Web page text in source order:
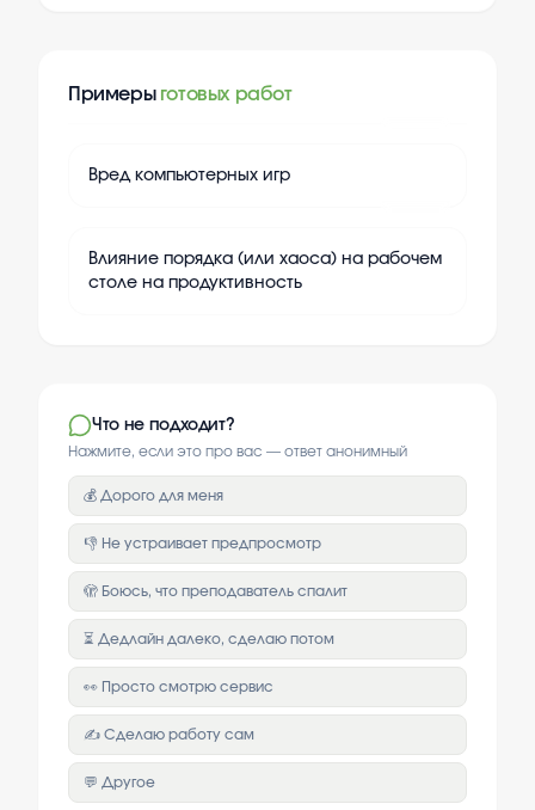
Примеры готовых работ
Вред компьютерных игр
Влияние порядка (или хаоса) на рабочем
столе на продуктивность
Что не подходит?
Нажмите, если это про вас — ответ анонимный
💰 Дорого для меня
👎 Не устраивает предпросмотр
🫣 Боюсь, что преподаватель спалит
⏳ Дедлайн далеко, сделаю потом
👀 Просто смотрю сервис
✍️ Сделаю работу сам
💬 Другое